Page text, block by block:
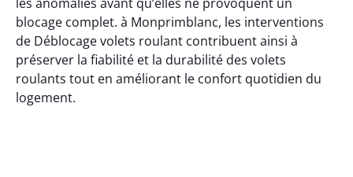
blocage complet. à Monprimblanc, les interventions
de Déblocage volets roulant contribuent ainsi à
préserver la fiabilité et la durabilité des volets
roulants tout en améliorant le confort quotidien du
logement.